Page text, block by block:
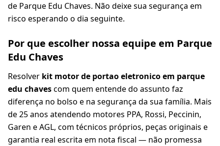
de Parque Edu Chaves. Não deixe sua segurança em
risco esperando o dia seguinte.
Por que escolher nossa equipe em Parque
Edu Chaves
Resolver kit motor de portao eletronico em parque
edu chavescom quem entende do assunto faz
diferença no bolso e na segurança da sua família. Mais
de 25 anos atendendo motores PPA, Rossi, Peccinin,
Garen e AGL, com técnicos próprios, peças originais e
garantia real escrita em nota fiscal — não promessa